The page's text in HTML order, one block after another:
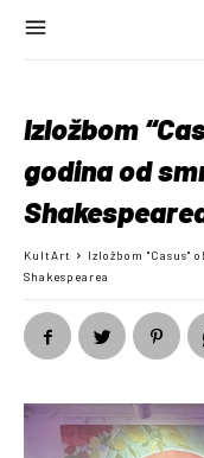
Izložbom
godina od
KultArt
Izložbom "Casus"
Shakespearea